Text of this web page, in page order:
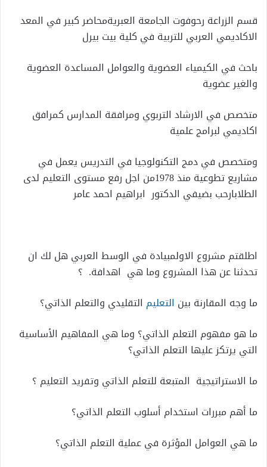
قسم الزراعة رحوفوت الجامعة العبريةمحاضر كبير في المعد
الاكاديمي العربي للتربية في كلية بيت بيرل
باحث في الكيمياء العضوية والعوامل المساعدة العضوية
والغيرعضوية
متخصص في الارشاد التربوي ومرافقة المدارس كمرافق
اكاديمي لبرامجعلمية
ومتخصص فيدمج التكنولوجيا في التدريس يعمل في
مشاريعتطوعيةمنذ من اجل رفعمستوى التعليم لدى
الطلابارحب بضيفي الدكتور ابراهيم احمدعامر
اطلقتممشروع الاولمبيادة في الوسط العربي هل لك ان
تحدثناعن هذا المشروع وما هي اهدافة. ؟
ما وجه المقارنة بين التعليم التقليدي والتعلم الذاتي؟
ما هومفهوم التعلم الذاتي؟ وما هي المفاهيم الأساسية
التي يرتكزعليها التعلم الذاتي؟
ما الاستراتيجية المتبعة للتعلم الذاتي وتفريد التعليم ؟
ما أهممبررات استخدام أسلوب التعلم الذاتي؟
ما هي العوامل المؤثرة فيعملية التعلم الذاتي؟